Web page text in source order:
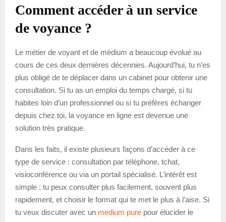
Comment accéder à un service
de voyance ?
Le métier de voyant et de médium a beaucoup évolué au
cours de ces deux dernières décennies. Aujourd’hui, tu n’es
plus obligé de te déplacer dans un cabinet pour obtenir une
consultation. Si tu as un emploi du temps chargé, si tu
habites loin d’un professionnel ou si tu préfères échanger
depuis chez toi, la voyance en ligne est devenue une
solution très pratique.
Dans les faits, il existe plusieurs façons d’accéder à ce
type de service : consultation par téléphone, tchat,
visioconférence ou via un portail spécialisé. L’intérêt est
simple : tu peux consulter plus facilement, souvent plus
rapidement, et choisir le format qui te met le plus à l’aise. Si
tu veux discuter avec un medium pure pour élucider le